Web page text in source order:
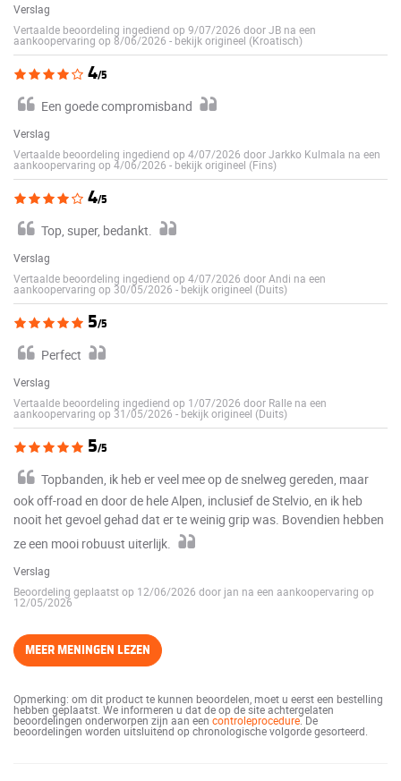
Verslag
Vertaalde beoordeling ingediend op 9/07/2026 door JB na een
aankoopervaring op 8/06/2026 - bekijk origineel (Kroatisch)
4/5
Een goede compromisband
Verslag
Vertaalde beoordeling ingediend op 4/07/2026 door Jarkko Kulmala na een
aankoopervaring op 4/06/2026 - bekijk origineel (Fins)
4/5
Top, super, bedankt.
Verslag
Vertaalde beoordeling ingediend op 4/07/2026 door Andi na een
aankoopervaring op 30/05/2026 -bekijk origineel (Duits)
5/5
Perfect
Verslag
Vertaalde beoordeling ingediend op 1/07/2026 door Ralle na een
aankoopervaring op 31/05/2026 -bekijk origineel (Duits)
5/5
Topbanden, ik heb er veel mee op de snelweg gereden, maar
ook off-road en door de hele Alpen, inclusief de Stelvio, en ik heb
nooit het gevoel gehad dat er te weinig grip was. Bovendien hebben
ze een mooi robuust uiterlijk.
Verslag
Beoordeling geplaatst op 12/06/2026 door jan na een aankoopervaring op
12/05/2026
MEER MENINGEN LEZEN
Opmerking: om dit product te kunnen beoordelen, moet u eerst een bestelling
hebben geplaatst. We informeren u dat de op de site achtergelaten
beoordelingen onderworpen zijn aan een controleprocedure. De
beoordelingen worden uitsluitend op chronologische volgorde gesorteerd.